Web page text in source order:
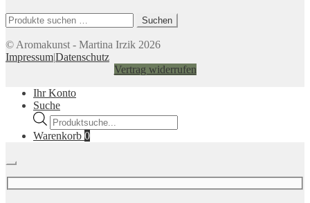
Suchen
nach:
Suchen
© Aromakunst - Martina Irzik 2026
Impressum|Datenschutz
Vertrag widerrufen
Ihr Konto
Suche
Products
search
Warenkorb 0